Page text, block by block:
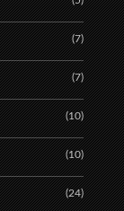
(7)
(7)
(10)
(10)
(24)